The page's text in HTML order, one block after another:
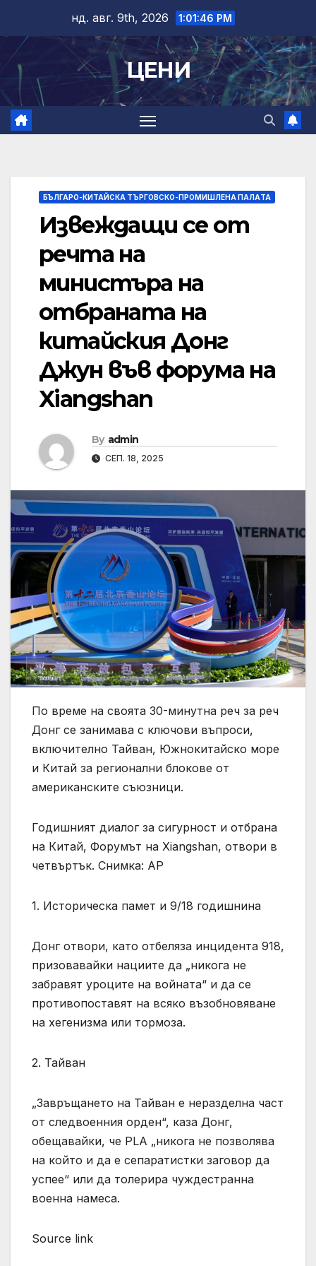
content
нд. авг. 9th, 2026 1:01:47 PM
ЦЕНИ
БЪЛГАРО-КИТАЙСКА ТЪРГОВСКО-ПРОМИШЛЕНА ПАЛAТА
Извеждащи се от
речта на
министъра на
отбраната на
китайския Донг
Джун във форума на
Xiangshan
By admin
СЕП. 18, 2025
По време на своята 30-минутна реч за реч
Донг се занимава с ключови въпроси,
включително Тайван, Южнокитайско море
и Китай за регионални блокове от
американските съюзници.
Годишният диалог за сигурност и отбрана
на Китай, Форумът на Xiangshan, отвори в
четвъртък. Снимка: AP
1. Историческа памет и 9/18 годишнина
Донг отвори, като отбеляза инцидента 918,
призовавайки нациите да „никога не
забравят уроците на войната“ и да се
противопоставят на всяко възобновяване
на хегенизма или тормоза.
2. Тайван
„Завръщането на Тайван е неразделна част
от следвоенния орден“, каза Донг,
обещавайки, че PLA „никога не позволява
на който и да е сепаратистки заговор да
успее“ или да толерира чуждестранна
военна намеса.
Source link